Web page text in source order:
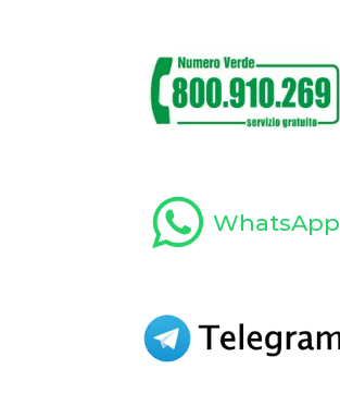
WhatsApp